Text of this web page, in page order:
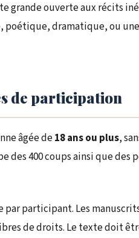
grande ouverte aux récits
dramatique, ou
de participation
âgée de18 ans ou plus,
des 400 coups ainsi que des
par participant. Les
de droits. Le texte doit